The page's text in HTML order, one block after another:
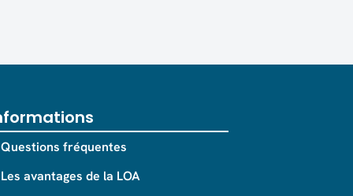
Questions fréquentes
Les avantages de la LOA